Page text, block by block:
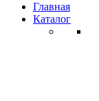
Главная
Каталог